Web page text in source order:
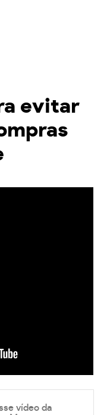
evitar
vídeo da